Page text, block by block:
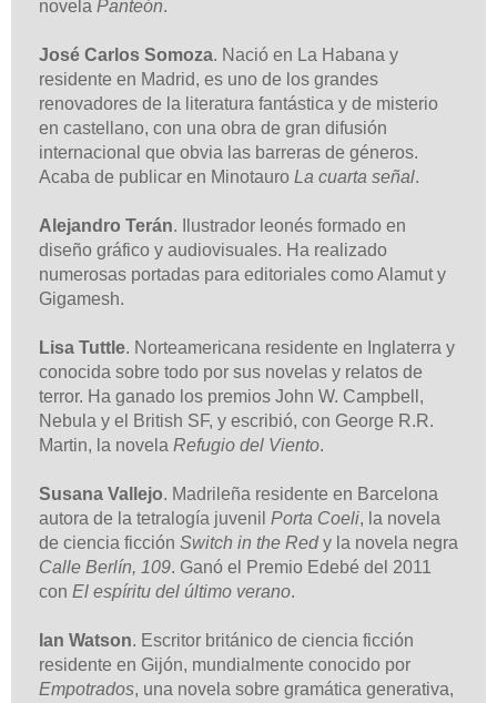
novela Panteón.
José Carlos Somoza. Nació en La Habana y
residente en Madrid, es uno de los grandes
renovadores de la literatura fantástica y de misterio
en castellano, con una obra de gran difusión
internacional que obvia las barreras de géneros.
Acaba de publicar en Minotauro La cuarta señal.
Alejandro Terán. Ilustrador leonés formado en
diseño gráfico y audiovisuales. Ha realizado
numerosas portadas para editoriales como Alamut y
Gigamesh.
Lisa Tuttle. Norteamericana residente en Inglaterra y
conocida sobre todo por sus novelas y relatos de
terror. Ha ganado los premios John W. Campbell,
Nebula y el British SF, y escribió, con George R.R.
Martin, la novela Refugio del Viento.
Susana Vallejo. Madrileña residente en Barcelona
autora de la tetralogía juvenil Porta Coeli, la novela
de ciencia ficción Switch in the Redy la novela negra
Calle Berlín, 109. Ganó el Premio Edebé del 2011
con El espíritu del último verano.
Ian Watson. Escritor británico de ciencia ficción
residente en Gijón, mundialmente conocido por
Empotrados, una novela sobre gramática generativa,